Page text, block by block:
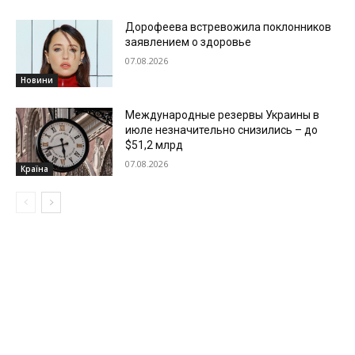
Новини
Дорофеева встревожила поклонников
заявлением о здоровье
07.08.2026
Країна
Международные резервы Украины в
июле незначительно снизились – до
$51,2 млрд
07.08.2026